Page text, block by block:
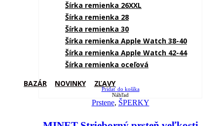
Šírka remienka 26XXL
Šírka remienka 28
Šírka remienka 30
Šírka remienka Apple Watch 38-40
Šírka remienka Apple Watch 42-44
Šírka remienka oceľová
BAZÁR
NOVINKY ZĽAVY
Pridať do košíka
Náhľad
Prstene, ŠPERKY